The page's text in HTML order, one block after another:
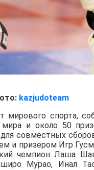
kazjudoteam
мирового спорта,
и около 50
совместных
и призером Игр
чемпион Лаша
Мурао, Инал